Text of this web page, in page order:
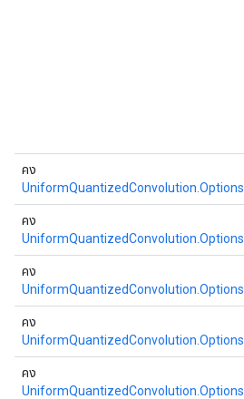
คง
UniformQuantizedConvolution.Options
คง
UniformQuantizedConvolution.Options
คง
UniformQuantizedConvolution.Options
คง
UniformQuantizedConvolution.Options
คง
UniformQuantizedConvolution.Options